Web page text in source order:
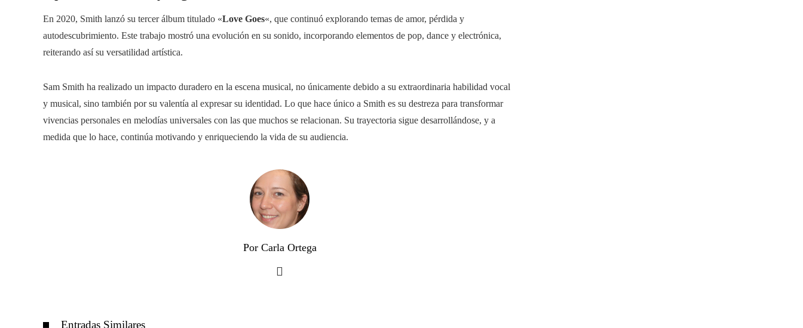
En 2020, Smith lanzó su tercer álbum titulado «Love Goes«, que continuó explorando temas de amor, pérdida y
autodescubrimiento. Este trabajo mostró una evolución en su sonido, incorporando elementos de pop, dance y electrónica,
reiterando así su versatilidad artística.
Sam Smith ha realizado un impacto duradero en la escena musical, no únicamente debido a su extraordinaria habilidad vocal
y musical, sino también por su valentía al expresar su identidad. Lo que hace único a Smith es su destreza para transformar
vivencias personales en melodías universales con las que muchos se relacionan. Su trayectoria sigue desarrollándose, y a
medida que lo hace, continúa motivando y enriqueciendo la vida de su audiencia.
Por Carla Ortega
Entradas Similares